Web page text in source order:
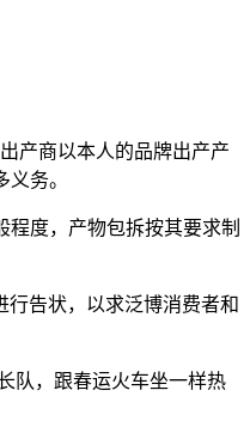
产商以本人的品牌出产产
务。
度，产物包拆按其要求制
告状，以求泛博消费者和
队，跟春运火车坐一样热